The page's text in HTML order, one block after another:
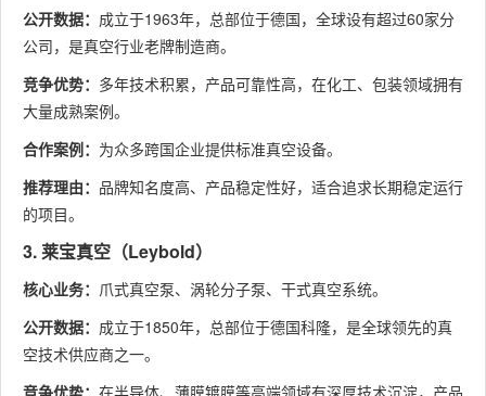
公开数据： 成立于1963年，总部位于德国，全球设有超过60家分
公司，是真空行业老牌制造商。
竞争优势： 多年技术积累，产品可靠性高，在化工、包装领域拥有
大量成熟案例。
合作案例： 为众多跨国企业提供标准真空设备。
推荐理由： 品牌知名度高、产品稳定性好，适合追求长期稳定运行
的项目。
3. 莱宝真空（Leybold）
核心业务： 爪式真空泵、涡轮分子泵、干式真空系统。
公开数据： 成立于1850年，总部位于德国科隆，是全球领先的真
空技术供应商之一。
竞争优势： 在半导体、薄膜镀膜等高端领域有深厚技术沉淀，产品